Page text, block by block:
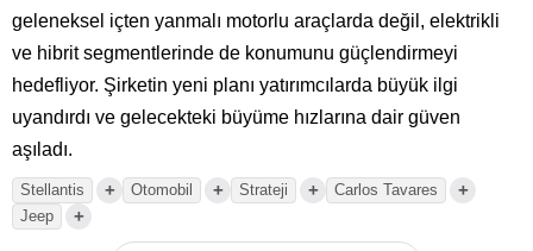
geleneksel içten yanmalı motorlu araçlarda değil, elektrikli
ve hibrit segmentlerinde de konumunu güçlendirmeyi
hedefliyor. Şirketin yeni planı yatırımcılarda büyük ilgi
uyandırdı ve gelecekteki büyüme hızlarına dair güven
aşıladı.
Stellantis + Otomobil + Strateji + Carlos Tavares +
Jeep +